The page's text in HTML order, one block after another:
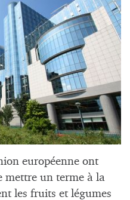
européenne ont
mettre un terme à la
les fruits et légumes